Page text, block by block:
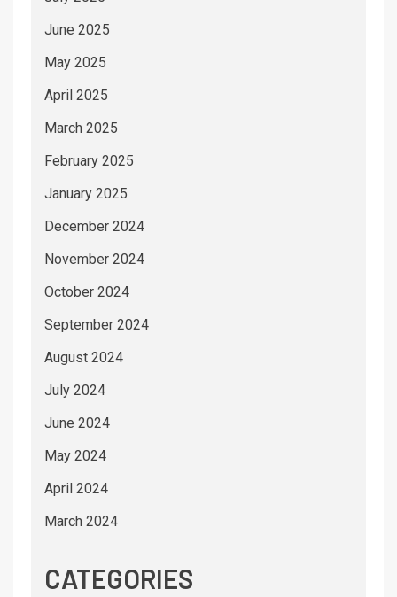
June 2025
May 2025
April 2025
March 2025
February 2025
January 2025
December 2024
November 2024
October 2024
September 2024
August 2024
July 2024
June 2024
May 2024
April 2024
March 2024
CATEGORIES